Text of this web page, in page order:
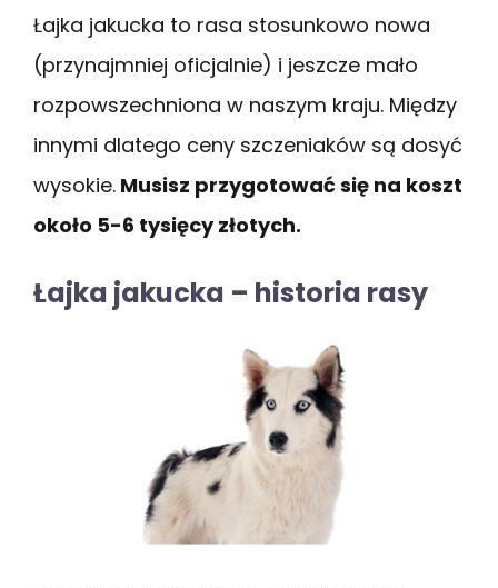
Łajka jakucka to rasa stosunkowo nowa
(przynajmniej oficjalnie) i jeszcze mało
rozpowszechniona w naszym kraju. Między
innymi dlatego ceny szczeniaków są dosyć
wysokie. Musisz przygotować się na koszt
około 5-6 tysięcy złotych.
Łajka jakucka – historia rasy